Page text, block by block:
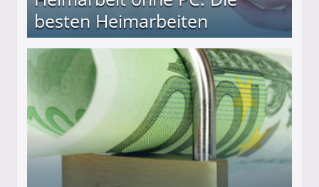
besten Heimarbeiten